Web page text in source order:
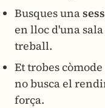
Busques una
en lloc d'una
treball.
Et trobes còmode
no busca el
força.